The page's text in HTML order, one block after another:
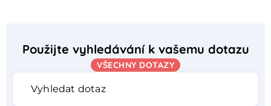
Použijte vyhledávání k vašemu dotazu
VŠECHNY DOTAZY